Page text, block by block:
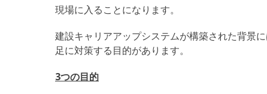
現場に入ることになります。
建設キャリアアップシステムが構築された背景
足に対策する目的があります。
3つの目的